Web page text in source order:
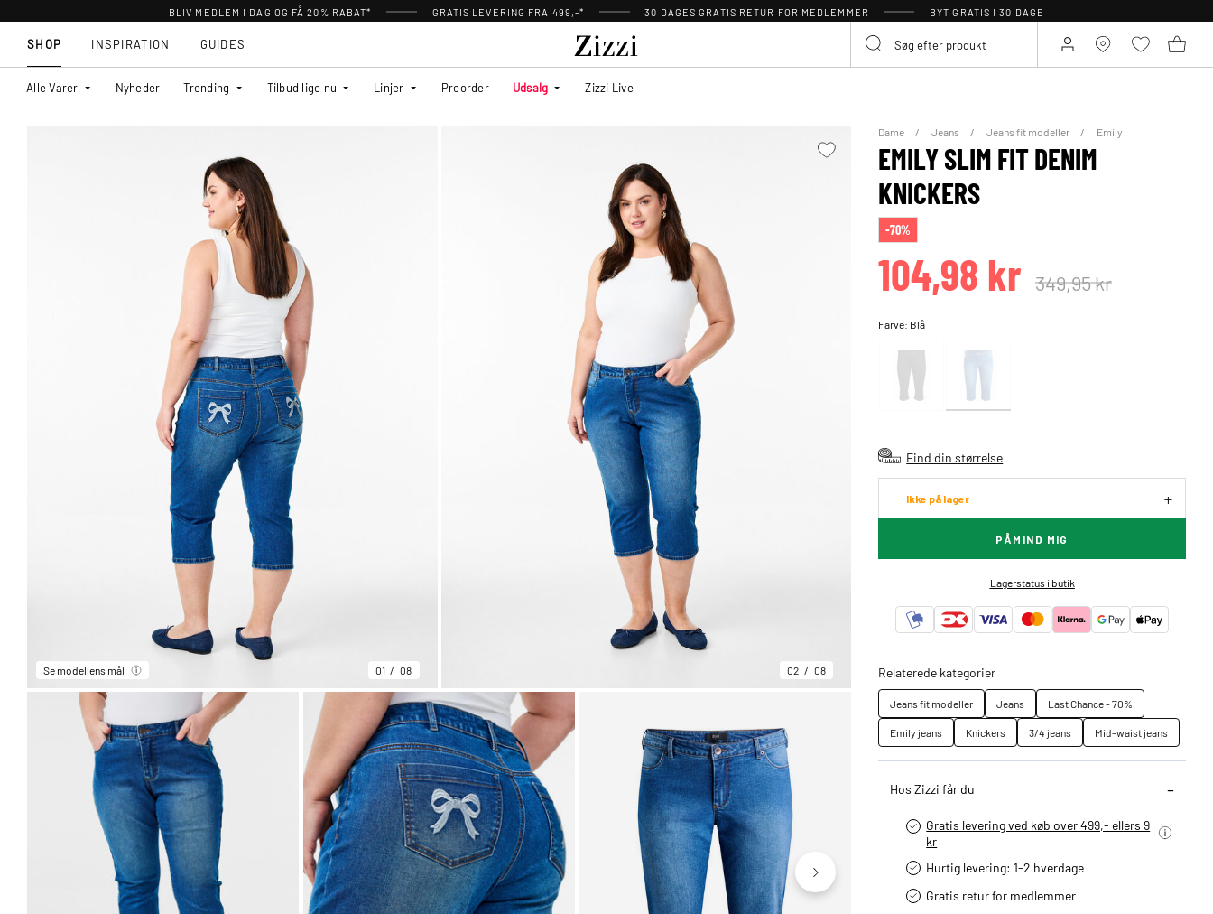
BLIV MEDLEM I DAG OG FÅ 20% RABAT* GRATIS LEVERING FRA 499,-* 30 DAGES GRATIS RETUR FOR MEDLEMMER BYT GRATIS I 30 DAGE
SHOP
Alle Varer Nyheder Trending Tilbud lige nu Linjer Preorder Udsalg Zizzi Live
INSPIRATION GUIDES
Se modellens mål 01 08 02 08
Dame Jeans Jeans fit modeller Emily
EMILY SLIM FIT DENIM
KNICKERS
-70%
104,98 kr 349,95 kr
Farve: Blå
Find din størrelse
Ikke på lager
PÅMIND MIG
Lagerstatus i butik
Relaterede kategorier
Jeans fit modeller Jeans
Last Chance - 70%
Emily jeans
Knickers 3/4 jeans Mid-waist jeans
Hos Zizzi får du
Gratis levering ved køb over 499,- ellers 9
kr
Hurtig levering­: 1-2 hverdage
Gratis retur for medlemmer